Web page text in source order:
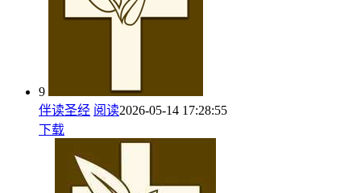
9
伴读圣经 阅读2026-05-14 17:28:55
下载